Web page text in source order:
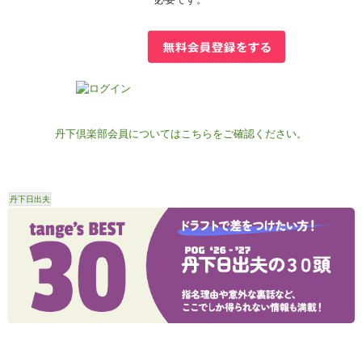
丹下倶楽部会員についてはこちらをご確認ください。
丹下日出夫